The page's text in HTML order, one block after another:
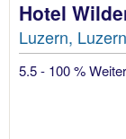
Hotel
Luzern,
5.5 - 100 %